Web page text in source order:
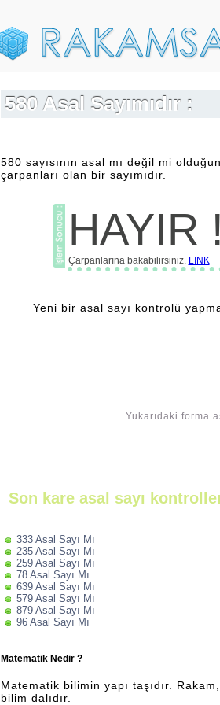
580 Asal Sayımıdır :
580 sayısının asal mı değil mi
çarpanları olan bir sayımıdır.
HAYIR
Çarpanlarına bakabilirsiniz. LINK
Yeni bir asal sayı kontrolü
Yukarıdaki forma
Son kare asal sayı
333 Asal Sayı Mı
235 Asal Sayı Mı
259 Asal Sayı Mı
78 Asal Sayı Mı
639 Asal Sayı Mı
579 Asal Sayı Mı
879 Asal Sayı Mı
96 Asal Sayı Mı
Matematik Nedir ?
Matematik bilimin yapı taşıdır.
bilim dalıdır.